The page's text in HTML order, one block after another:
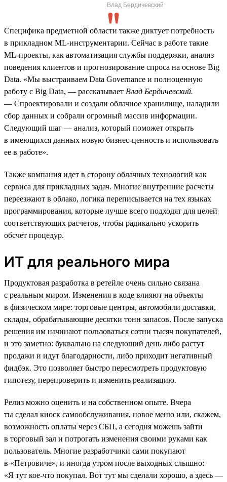
Влад Бердичевский
Специфика предметной области также диктует потребность
в прикладном ML‑инструментарии. Сейчас в работе такие
ML‑проекты, как автоматизация службы поддержки, анализ
поведения клиентов и прогнозирование спроса на основе Big
Data. «Мы выстраиваем Data Governance и полноценную
работу с Big Data, — рассказывает Влад Бердичевский.
— Спроектировали и создали облачное хранилище, наладили
сбор данных и собрали огромный массив информации.
Следующий шаг — анализ, который поможет открыть
в имеющихся данных новую бизнес-ценность и использовать
ее в работе».
Также компания идет в сторону облачных технологий как
сервиса для прикладных задач. Многие внутренние расчеты
переезжают в облако, логика переписывается на тех языках
программирования, которые лучше всего подходят для целей
соответствующих расчетов, чтобы радикально ускорить
обсчет процедур.
ИТ для реального мира
Продуктовая разработка в ретейле очень сильно связана
с реальным миром. Изменения в коде влияют на объекты
в физическом мире: торговые центры, автомобили доставки,
склады, обрабатывающие десятки тонн запасов. После запуска
решения им начинают пользоваться сотни тысяч покупателей,
и это заметно: буквально на следующий день либо растут
продажи и идут благодарности, либо приходит негативный
фидбэк. Это позволяет быстро пересмотреть продуктовую
гипотезу, перепроверить и изменить реализацию.
Релиз можно оценить и на собственном опыте. Вчера
ты сделал киоск самообслуживания, новое меню или, скажем,
возможность оплаты через СБП, а сегодня можешь зайти
в торговый зал и потрогать изменения своими руками как
пользователь. Многие разработчики сами покупают
в «Петровиче», и иногда утром после выходных слышно:
«Я тут кое-что покупал. Вот тут мы сделали хорошо, а здесь —